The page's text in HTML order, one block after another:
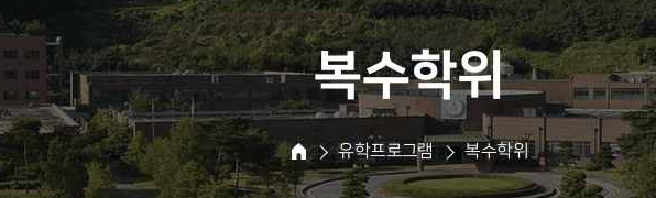
복수학위
HOME
유학프로그램 복수학위